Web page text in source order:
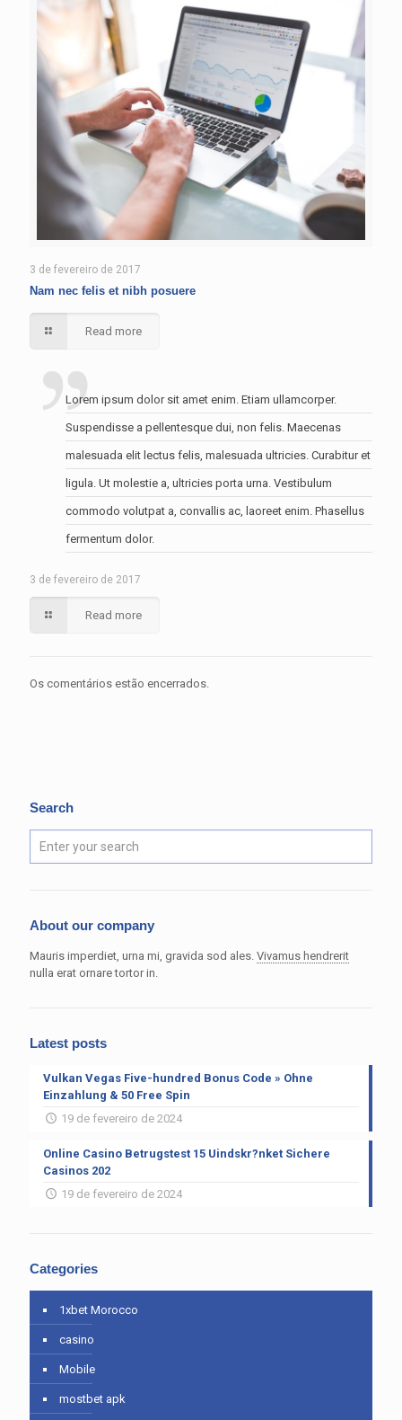
3 de fevereiro de 2017
Nam nec felis et nibh posuere
Read more
Lorem ipsum dolor sit amet enim. Etiam ullamcorper.
Suspendisse a pellentesque dui, non felis. Maecenas
malesuada elit lectus felis, malesuada ultricies. Curabitur et
ligula. Ut molestie a, ultricies porta urna. Vestibulum
commodo volutpat a, convallis ac, laoreet enim. Phasellus
fermentum dolor.
3 de fevereiro de 2017
Read more
Os comentários estão encerrados.
Search
About our company
Mauris imperdiet, urna mi, gravida sod ales. Vivamus hendrerit
nulla erat ornare tortor in.
Latest posts
Vulkan Vegas Five-hundred Bonus Code » Ohne
Einzahlung & 50 Free Spin
19 de fevereiro de 2024
Online Casino Betrugstest 15 Uindskr?nket Sichere
Casinos 202
19 de fevereiro de 2024
Categories
1xbet Morocco
casino
Mobile
mostbet apk